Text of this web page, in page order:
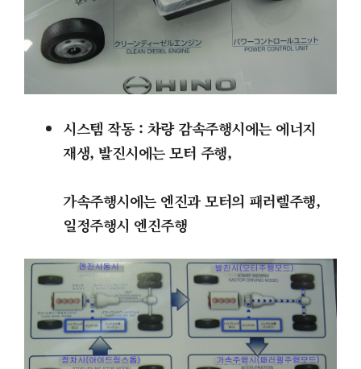
시스템 작동 : 차량 감속주행시에는 에너지
재생, 발진시에는 모터 주행,
가속주행시에는 엔진과 모터의 패러렐주행,
일정주행시 엔진주행